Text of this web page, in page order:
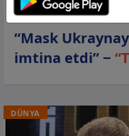
07 avq 2026, 20:47
“Mask
imtina etdi” −
DÜNYA